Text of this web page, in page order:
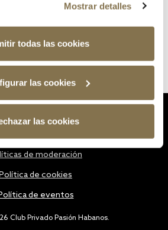
Mostrar detalles
todas las cookies
las cookies
las cookies
Club Privado Pasión Habanos.
de moderación
de cookies
de eventos